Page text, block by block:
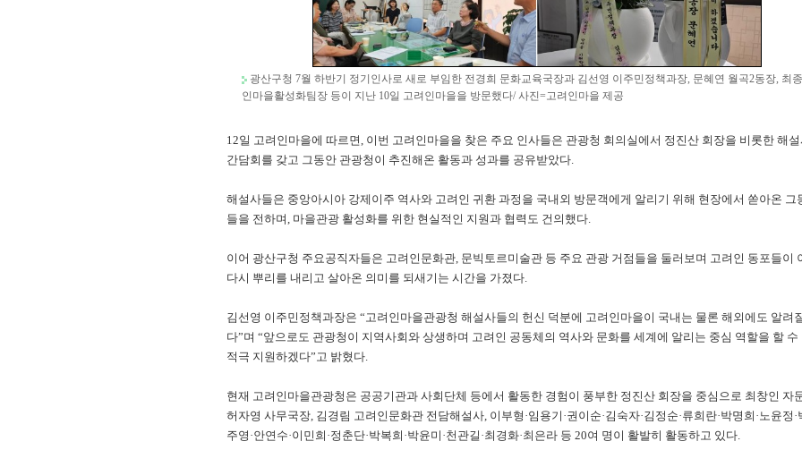
광산구청 7월 하반기 정기인사로 새로 부임한 전경희 문화교육국장과 김선영 이주민정책과장, 문혜연 월곡2동장, 최
인마을활성화팀장 등이 지난 10일 고려인마을을 방문했다/ 사진=고려인마을 제공
12일 고려인마을에 따르면, 이번 고려인마을을 찾은 주요 인사들은 관광청 회의실에서 정진산 회장을 비롯한 해
간담회를 갖고 그동안 관광청이 추진해온 활동과 성과를 공유받았다.
해설사들은 중앙아시아 강제이주 역사와 고려인 귀환 과정을 국내외 방문객에게 알리기 위해 현장에서 쏟아온 그
들을 전하며, 마을관광 활성화를 위한 현실적인 지원과 협력도 건의했다.
이어 광산구청 주요공직자들은 고려인문화관, 문빅토르미술관 등 주요 관광 거점들을 둘러보며 고려인 동포들이
다시 뿌리를 내리고 살아온 의미를 되새기는 시간을 가졌다.
김선영 이주민정책과장은 “고려인마을관광청 해설사들의 헌신 덕분에 고려인마을이 국내는 물론 해외에도 알려
다”며 “앞으로도 관광청이 지역사회와 상생하며 고려인 공동체의 역사와 문화를 세계에 알리는 중심 역할을 할 수
적극 지원하겠다”고 밝혔다.
현재 고려인마을관광청은 공공기관과 사회단체 등에서 활동한 경험이 풍부한 정진산 회장을 중심으로 최창인 자
허자영 사무국장, 김경림 고려인문화관 전담해설사, 이부형·임용기·권이순·김숙자·김정순·류희란·박명희·노윤정·
주영·안연수·이민희·정춘단·박복희·박윤미·천관길·최경화·최은라 등 20여 명이 활발히 활동하고 있다.